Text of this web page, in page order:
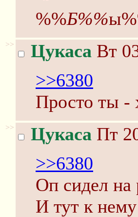
%%Б%%
>> Цукаса Вт
>>6380
Просто ты -
>> Цукаса Пт
>>6380
Оп сидел на
И тут к нему